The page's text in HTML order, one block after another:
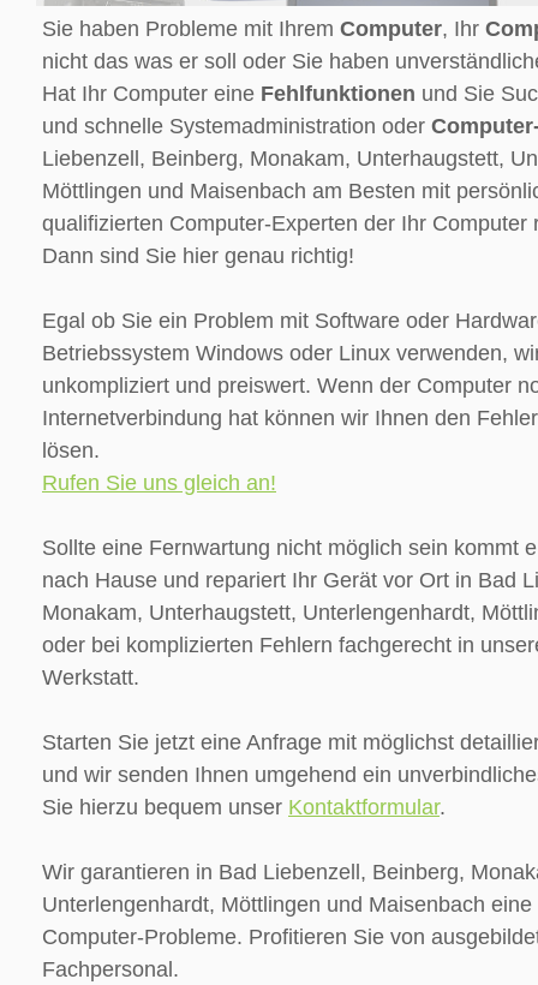
Sie haben Probleme mit Ihrem Computer, Ihr
nicht das was er soll oder Sie haben
Hat Ihr Computer eine Fehlfunktionen und Sie
und schnelle Systemadministration oder
Liebenzell, Beinberg, Monakam, Unterhaugstett,
Möttlingen und Maisenbach am Besten mit
qualifizierten Computer-Experten der Ihr Computer
Dann sind Sie hier genau richtig!
Egal ob Sie ein Problem mit Software oder
Betriebssystem Windows oder Linux verwenden,
unkompliziert und preiswert. Wenn der Computer
Internetverbindung hat können wir Ihnen den
lösen.
Rufen Sie uns gleich an!
Sollte eine Fernwartung nicht möglich sein kommt
nach Hause und repariert Ihr Gerät vor Ort in Bad
Monakam, Unterhaugstett, Unterlengenhardt,
oder bei komplizierten Fehlern fachgerecht in
Werkstatt.
Starten Sie jetzt eine Anfrage mit möglichst
und wir senden Ihnen umgehend ein
Sie hierzu bequem unser Kontaktformular.
Wir garantieren in Bad Liebenzell, Beinberg,
Unterlengenhardt, Möttlingen und Maisenbach
Computer-Probleme. Profitieren Sie von
Fachpersonal.